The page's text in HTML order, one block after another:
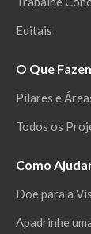
Editais
O Que
Pilares e
Todos os
Como
Doe para a
Apadrinhe